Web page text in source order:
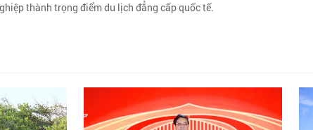
thành trọng điểm du lịch đẳng cấp quốc tế.